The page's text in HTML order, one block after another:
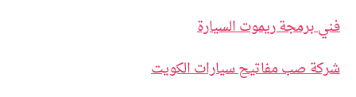
فني برمجة ريموت السيارة
شركة صب مفاتيح سيارات الكويت